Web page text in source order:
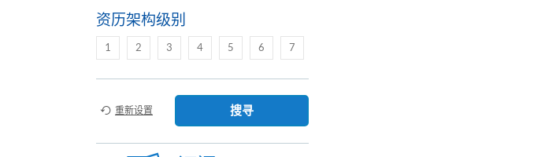
资历架构级别
1 2 3 4 5 6 7
重新设置 搜寻